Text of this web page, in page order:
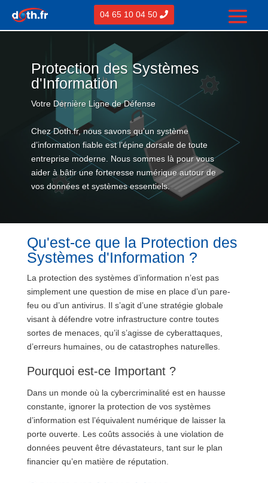
04 65 10 04 50
Protection des Systèmes
d'Information
Votre Dernière Ligne de Défense
Chez Doth.fr, nous savons qu’un système
d’information fiable est l’épine dorsale de toute
entreprise moderne. Nous sommes là pour vous
aider à bâtir une forteresse numérique autour de
vos données et systèmes essentiels.
Qu'est-ce que la Protection des
Systèmes d'Information ?
La protection des systèmes d’information n’est pas
simplement une question de mise en place d’un pare-
feu ou d’un antivirus. Il s’agit d’une stratégie globale
visant à défendre votre infrastructure contre toutes
sortes de menaces, qu’il s’agisse de cyberattaques,
d’erreurs humaines, ou de catastrophes naturelles.
Pourquoi est-ce Important ?
Dans un monde où la cybercriminalité est en hausse
constante, ignorer la protection de vos systèmes
d’information est l’équivalent numérique de laisser la
porte ouverte. Les coûts associés à une violation de
données peuvent être dévastateurs, tant sur le plan
financier qu’en matière de réputation.